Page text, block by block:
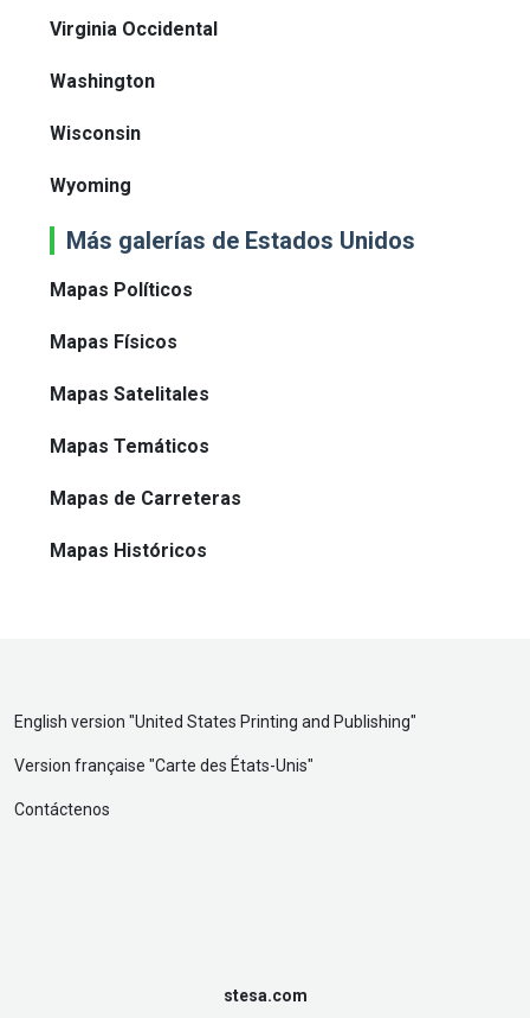
Virginia Occidental
Washington
Wisconsin
Wyoming
Más galerías de Estados Unidos
Mapas Políticos
Mapas Físicos
Mapas Satelitales
Mapas Temáticos
Mapas de Carreteras
Mapas Históricos
English version "United States Printing and Publishing"
Version française "Carte des États-Unis"
Contáctenos
stesa.com